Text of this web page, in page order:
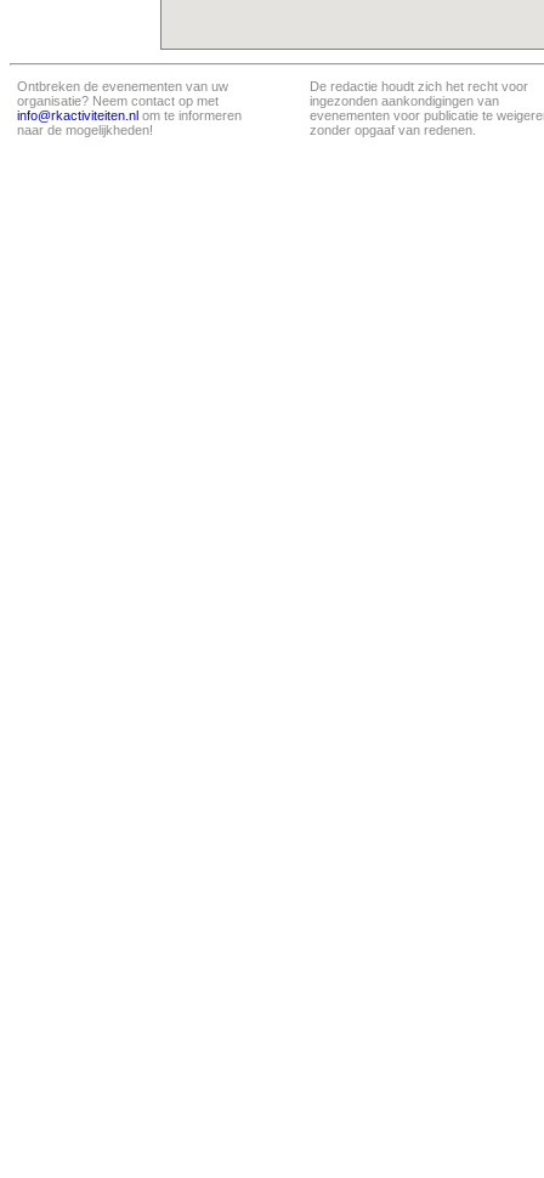
Ontbreken de evenementen van uw
organisatie? Neem contact op met
info@rkactiviteiten.nl om te informeren
naar de mogelijkheden!
De redactie houdt zich het recht voor
ingezonden aankondigingen van
evenementen voor publicatie te
zonder opgaaf van redenen.